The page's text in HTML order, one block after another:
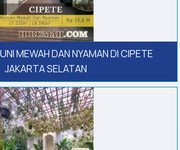
MEWAH DAN NYAMAN DI CIPETE
JAKARTA SELATAN